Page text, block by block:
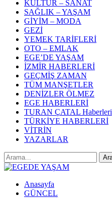
KÜLTÜR – SANAT
SAĞLIK – YAŞAM
GİYİM – MODA
GEZİ
YEMEK TARİFLERİ
OTO – EMLAK
EGE’DE YAŞAM
İZMİR HABERLERİ
GEÇMİŞ ZAMAN
TÜM MANŞETLER
DENİZLER ÖLMEZ
EGE HABERLERİ
TURAN ÇATAL Haberleri
TÜRKİYE HABERLERİ
VİTRİN
YAZARLAR
Anasayfa
GÜNCEL